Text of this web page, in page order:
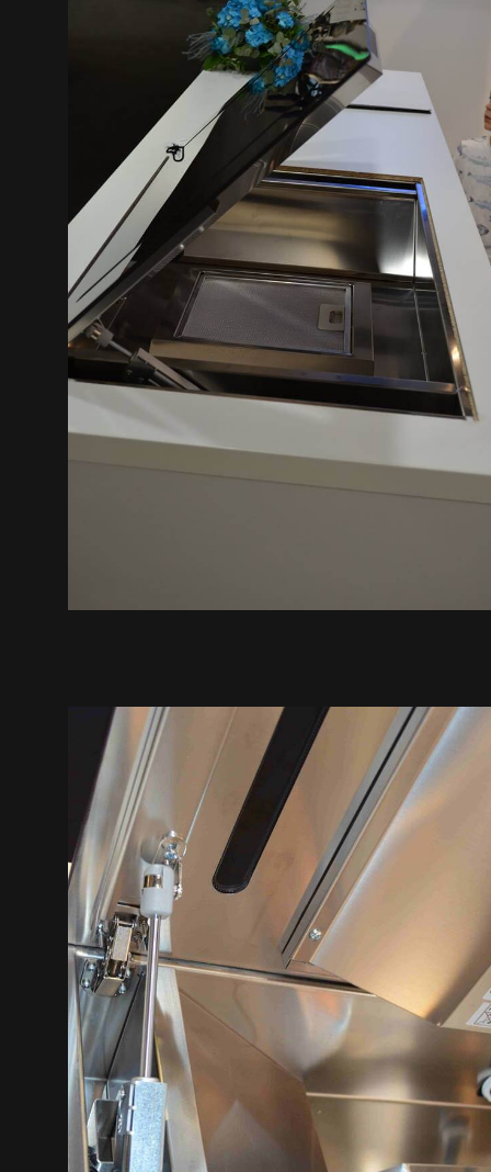
Продукти
Про нас
Сторінка дизайнера
Технічна підтримка
Віртуальний салон